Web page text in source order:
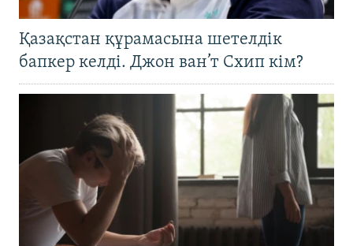
Қазақстан құрамасына шетелдік
бапкер келді. Джон ван’т Схип кім?